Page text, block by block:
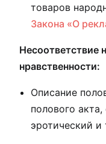
товаров
Закона «О
Несоответствие
нравственности:
Описание
полового
эротический и